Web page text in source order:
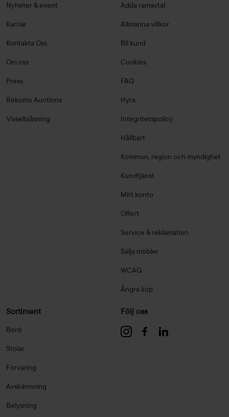
Nyheter & event
Karriär
Kontakta Oss
Om oss
Press
Rekomo Auctions
Visselblåsning
Adda ramavtal
Allmänna villkor
Bli kund
Cookies
FAQ
Hyra
Integritetspolicy
Hållbart
Kommun, region och myndighet
Kundtjänst
Mitt konto
Offert
Service & reklamation
Sälja möbler
WCAG
Ångra köp
Sortiment
Bord
Stolar
Förvaring
Avskärmning
Belysning
Följ oss